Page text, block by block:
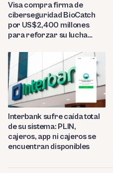
Visa compra firma de
ciberseguridad BioCatch
por US$2,400 millones
para reforzar su lucha
Interbank sufre caída total
de su sistema: PLIN,
cajeros, app ni cajeros se
encuentran disponibles